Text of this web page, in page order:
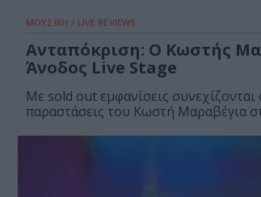
ΜΟΥΣΙΚΗ / LIVE REVIEWS
Ανταπόκριση: Ο Κωστής
Άνοδος Live Stage
Με sold out εμφανίσεις συνεχίζονται
παραστάσεις του Κωστή Μαραβέγια